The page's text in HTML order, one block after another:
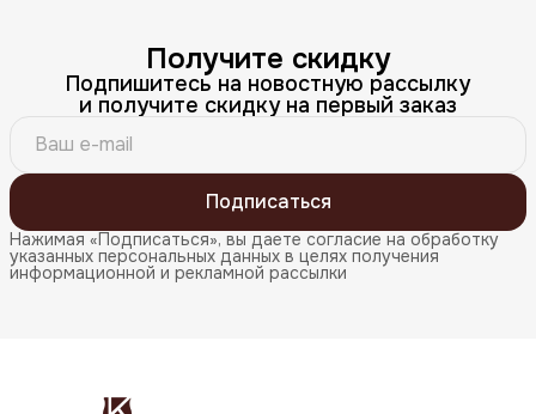
Получите скидку
Подпишитесь на новостную рассылку
и получите скидку на первый заказ
Подписаться
Нажимая «Подписаться», вы даете согласие на обработку
указанных персональных данных в целях получения
информационной и рекламной рассылки